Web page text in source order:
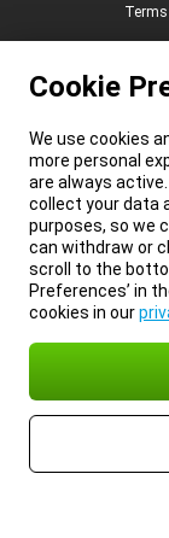
Cookie
We use cookies
more personal
are always
collect your data
purposes, so we
can withdraw or
scroll to the
Preferences’ in
cookies in our